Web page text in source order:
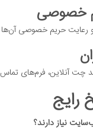
رعایت حریم خصوصی آن‌ها
چت آنلاین، فرم‌های
نیاز دارند؟